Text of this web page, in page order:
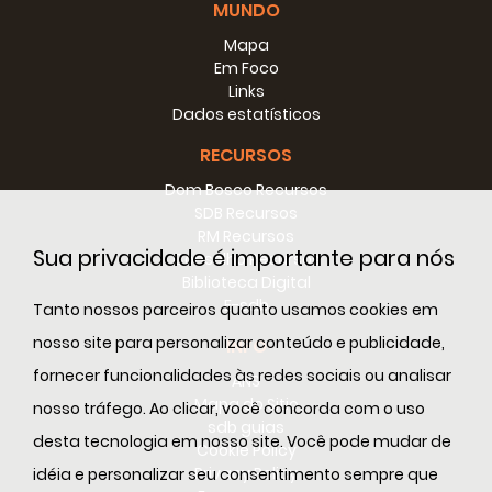
Sua privacidade é importante para nós
Tanto nossos parceiros quanto usamos cookies em
nosso site para personalizar conteúdo e publicidade,
fornecer funcionalidades às redes sociais ou analisar
nosso tráfego. Ao clicar, você concorda com o uso
desta tecnologia em nosso site. Você pode mudar de
idéia e personalizar seu consentimento sempre que
MUNDO
Mapa
Em Foco
Links
Dados estatísticos
RECURSOS
Dom Bosco Recursos
Conselho Recursos
E-sdb
INFO
ANS
Mapa do Sitio
Cookie Policy
Privacy Policy